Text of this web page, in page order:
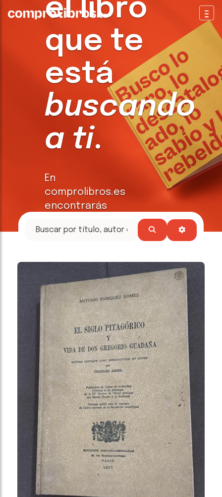
el libro
que te
está
buscando
a ti.
En
comprolibros.es
encontrarás
tesoros